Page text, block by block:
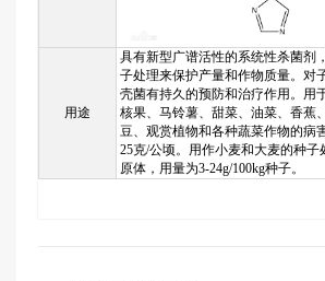
用途
具有新型广谱活性的系统性杀菌剂
子处理来保护产量和作物质量。对
壳菌有持久的预防和治疗作用。用
核果、马铃薯、甜菜、油菜、香蕉
豆、观赏植物和各种蔬菜作物的病
25克/公顷。用作小麦和大麦的种
原体，用量为3-24g/100kg种子。